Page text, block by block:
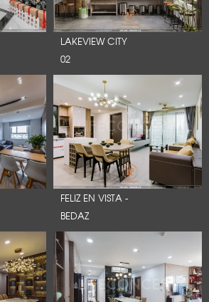
LAKEVIEW CITY
02
FELIZ EN VISTA -
BEDAZ